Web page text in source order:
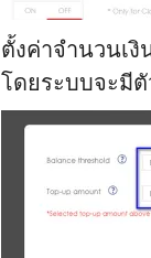
ตั้งค่าจำนวนเ
โดยระบบจะมีตั